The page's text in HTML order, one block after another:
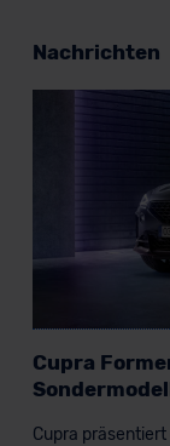
Nachrichten
Cupra
Cupra präsentiert